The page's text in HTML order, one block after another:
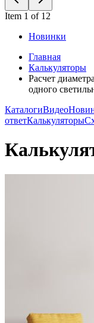
Item 1 of 12
Новинки
Главная
Калькуляторы
Расчет
одного
КаталогиВидео
ответКалькуляторы